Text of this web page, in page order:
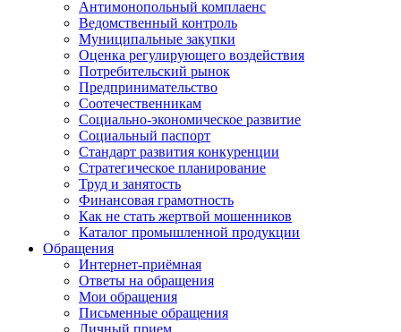
Антимонопольный комплаенс
Ведомственный контроль
Муниципальные закупки
Оценка регулирующего воздействия
Потребительский рынок
Предпринимательство
Соотечественникам
Социально-экономическое развитие
Социальный паспорт
Стандарт развития конкуренции
Стратегическое планирование
Труд и занятость
Финансовая грамотность
Как не стать жертвой мошенников
Каталог промышленной продукции
Обращения
Интернет-приёмная
Ответы на обращения
Мои обращения
Письменные обращения
Личный прием